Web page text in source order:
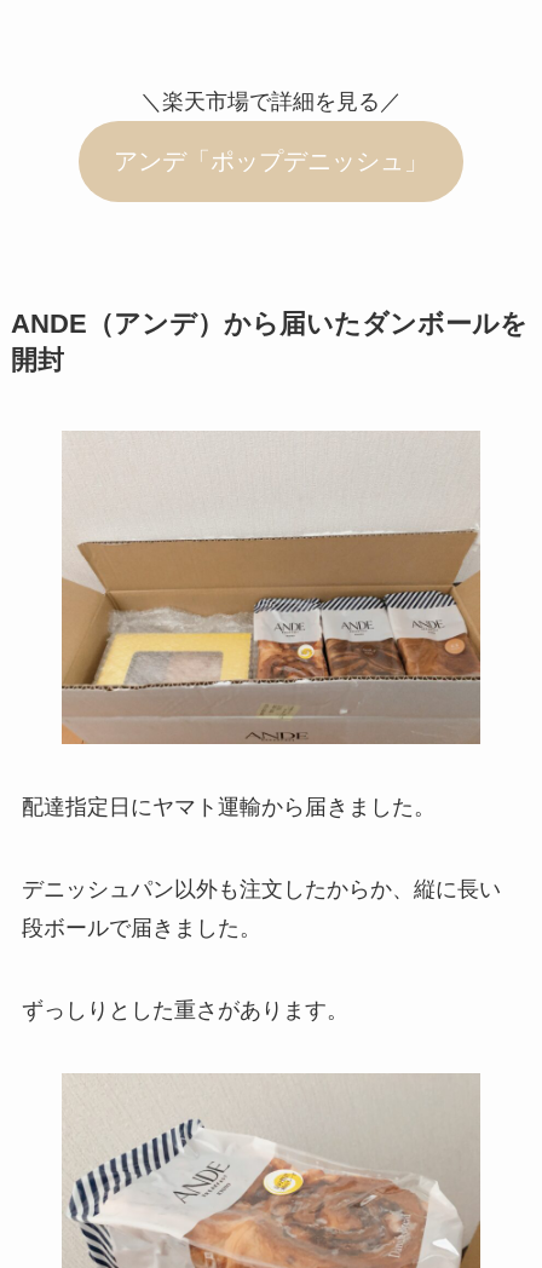
＼楽天市場で詳細を見る／
アンデ「ポップデニッシュ」
ANDE（アンデ）から届いたダンボールを
開封
配達指定日にヤマト運輸から届きました。
デニッシュパン以外も注文したからか、縦に長い
段ボールで届きました。
ずっしりとした重さがあります。